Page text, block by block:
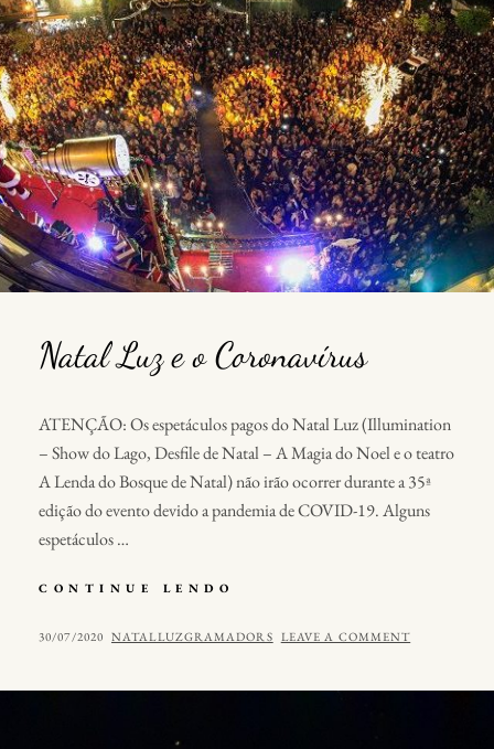
Natal Luz e o Coronavírus
ATENÇÃO: Os espetáculos pagos do Natal Luz (Illumination
– Show do Lago, Desfile de Natal – A Magia do Noel e o teatro
A Lenda do Bosque de Natal) não irão ocorrer durante a 35ª
edição do evento devido a pandemia de COVID-19. Alguns
espetáculos …
CONTINUE LENDO
E
POSTED
30/07/2020 BY
NATALLUZGRAMADORS LEAVE A COMMENT